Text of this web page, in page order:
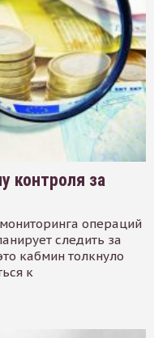
контроля за
операций
следить за
кабмин толкнуло
к